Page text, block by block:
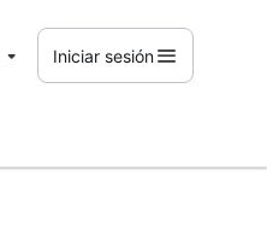
Iniciar sesión